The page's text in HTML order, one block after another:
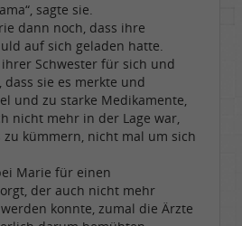
sagte sie.
dann noch, dass ihre
auf sich geladen hatte.
Schwester für sich und
sie es merkte und
und zu starke Medikamente,
nicht mehr in der Lage war,
kümmern, nicht mal um sich
Marie für einen
der auch nicht mehr
konnte, zumal die Ärzte